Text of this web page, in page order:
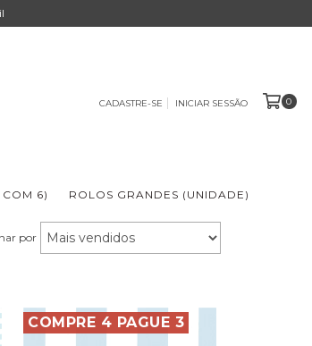
CADASTRE-SE INICIAR SESSÃO 0
6) ROLOS GRANDES (UNIDADE)
por
COMPRE 4 PAGUE 3